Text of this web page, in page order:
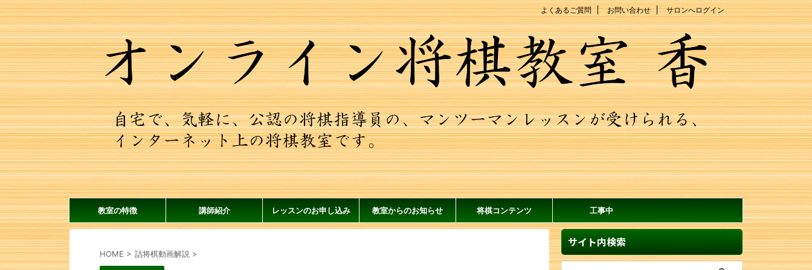
よくあるご質問 お問い合わせ サロンへログイン
教室の特徴 講師紹介 レッスンのお申し込み 教室からのお知らせ 将棋コンテンツ 工事中
HOME > 詰将棋動画解説 >
サイト内検索